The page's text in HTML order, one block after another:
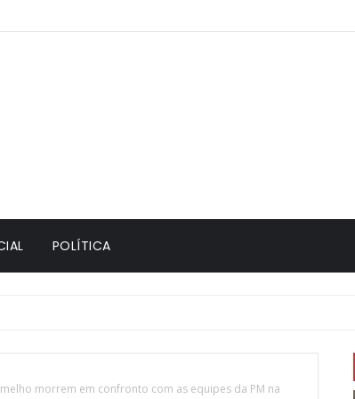
POLÍTICA
morrem em confronto com as equipes da PM na